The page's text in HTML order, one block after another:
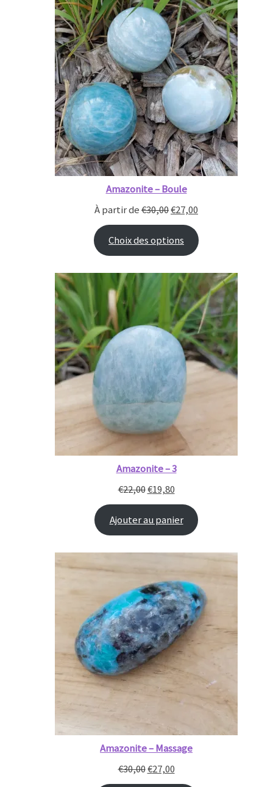
Amazonite – Boule
À partir de€30,00€27,00
Choix des options
Amazonite – 3
€22,00€19,80
Ajouter au panier
Amazonite – Massage
€30,00€27,00